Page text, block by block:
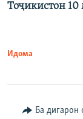
Тоҷикистон
Идома
Ба дигарон